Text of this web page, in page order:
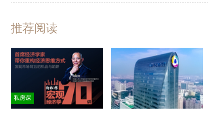
推荐阅读
私房课